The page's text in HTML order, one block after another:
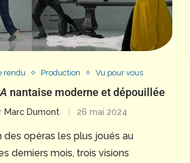
rendu Production Vu pour vous
nantaise moderne et dépouillée
Marc Dumont 26 mai 2024
des opéras les plus joués au
derniers mois, trois visions